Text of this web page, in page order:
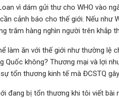
vì dám gửi thư cho WHO vào
cảnh báo cho thế giới. Nếu như
trăm hàng nghìn người trên khắp
làm ăn với thế giới như thường lệ
Quốc không? Thương mại và lợi
tổn thương kinh tế mà ĐCSTQ
đang bị tổn thương khi tôi viết bài